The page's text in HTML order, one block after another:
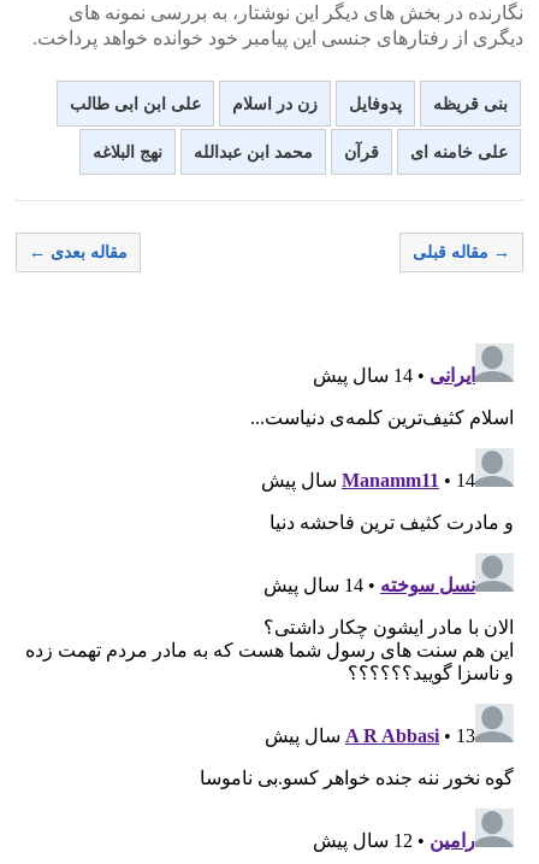
نگارنده در بخش های دیگر این نوشتار، به بررسی نمونه های
دیگری از رفتارهای جنسی این پیامبر خود خوانده خواهد پرداخت.
بنی قریظه پدوفایل زن در اسلام علی ابن ابی طالب
علی خامنه ای قرآن محمد ابن عبدالله نهج البلاغه
→ مقاله قبلی مقاله بعدی ←